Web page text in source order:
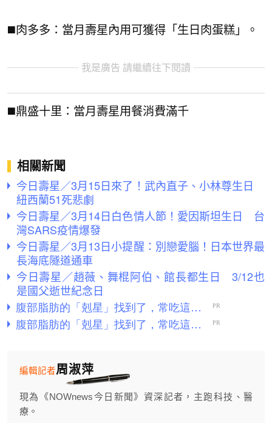
◼️肉多多：當月壽星內用可獲得「生日肉蛋糕」。
我是廣告 請繼續往下閱讀
◼️鼎盛十里：當月壽星用餐消費滿千
相關新聞
今日壽星／3月15日來了！武內直子、小林尊生日
紐西蘭51死悲劇
今日壽星／3月14日白色情人節！愛因斯坦生日 台
灣SARS疫情爆發
今日壽星／3月13日小提醒：別戀愛腦！日本世界最
長海底隧道通車
今日壽星／趙薇、舞棍阿伯、館長都生日 3/12也
是國父逝世紀念日
周淑萍
編輯記者
現為《NOWnews今日新聞》資深記者，主跑科技、醫
療。